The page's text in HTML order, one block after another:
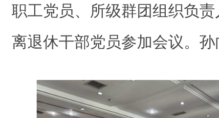
职工党员、所级群团组织负
离退休干部党员参加会议。 孙